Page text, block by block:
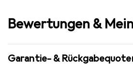
Bewertungen &
Garantie- &